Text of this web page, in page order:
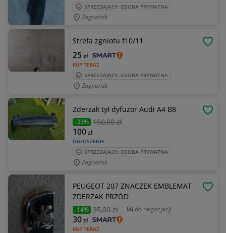
SPRZEDAJĄCY: OSOBA PRYWATNA
Zagnańsk
Strefa zgniotu f10/11
KUP TERAZ
25zł
SPRZEDAJĄCY: OSOBA PRYWATNA
Zagnańsk
Zderzak tył dyfuzor Audi A4 B8
-33% 150,00 zł
OGŁOSZENIE
100zł
SPRZEDAJĄCY: OSOBA PRYWATNA
Zagnańsk
PEUGEOT 207 ZNACZEK EMBLEMAT
ZDERZAK PRZÓD
-14% 35,00 zł do negocjacji
KUP TERAZ
30zł